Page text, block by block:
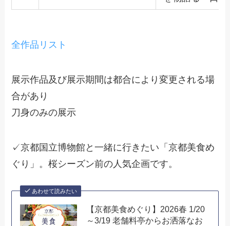
全作品リスト
展示作品及び展示期間は都合により変更される場
合があり
刀身のみの展示
✓京都国立博物館と一緒に行きたい「京都美食め
ぐり」。桜シーズン前の人気企画です。
あわせて読みたい
【京都美食めぐり】2026春 1/20
～3/19 老舗料亭からお洒落なお